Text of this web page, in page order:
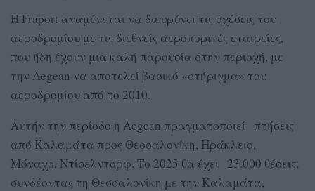
Η Fraport αναμένεται να διευρύνει τις σχέσεις του
αεροδρομίου με τις διεθνείς αεροπορικές εταιρείες,
που ήδη έχουν μια καλή παρουσία στην περιοχή, με
την Aegean να αποτελεί βασικό «στήριγμα» του
αεροδρομίου από το 2010.
Αυτήν την περίοδο η Aegean πραγματοποιεί πτήσεις
από Καλαμάτα προς Θεσσαλονίκη, Ηράκλειο,
Μόναχο, Ντίσελντορφ. Το 2025 θα έχει 23.000 θέσεις,
συνδέοντας τη Θεσσαλονίκη με την Καλαμάτα,